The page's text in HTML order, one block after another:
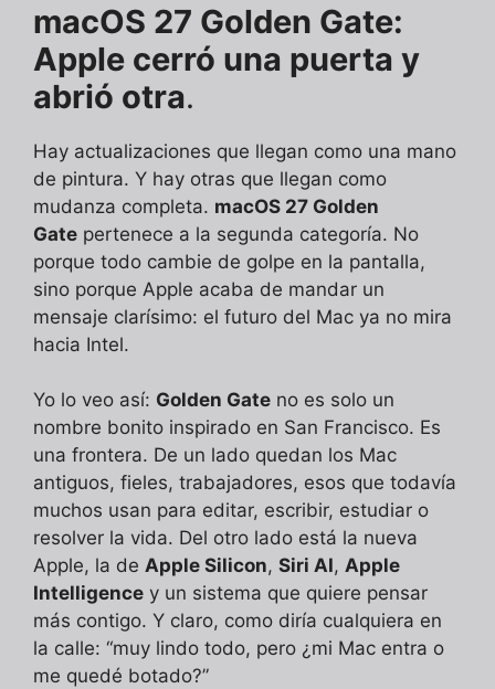
macOS 27 Golden Gate:
Apple cerró una puerta y
abrió otra.
Hay actualizaciones que llegan como una mano
de pintura. Y hay otras que llegan como
mudanza completa. macOS 27 Golden
Gate pertenece a la segunda categoría. No
porque todo cambie de golpe en la pantalla,
sino porque Apple acaba de mandar un
mensaje clarísimo: el futuro del Mac ya no mira
hacia Intel.
Yo lo veo así: Golden Gate no es solo un
nombre bonito inspirado en San Francisco. Es
una frontera. De un lado quedan los Mac
antiguos, fieles, trabajadores, esos que todavía
muchos usan para editar, escribir, estudiar o
resolver la vida. Del otro lado está la nueva
Apple, la de Apple Silicon, Siri AI, Apple
Intelligence y un sistema que quiere pensar
más contigo. Y claro, como diría cualquiera en
la calle: “muy lindo todo, pero ¿mi Mac entra o
me quedé botado?”